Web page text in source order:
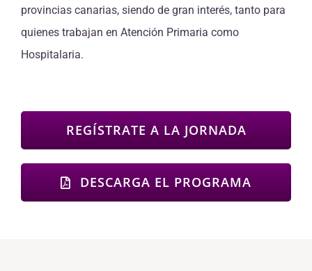
provincias canarias, siendo de gran interés, tanto para
quienes trabajan en Atención Primaria como
Hospitalaria.
REGÍSTRATE A LA JORNADA
DESCARGA EL PROGRAMA